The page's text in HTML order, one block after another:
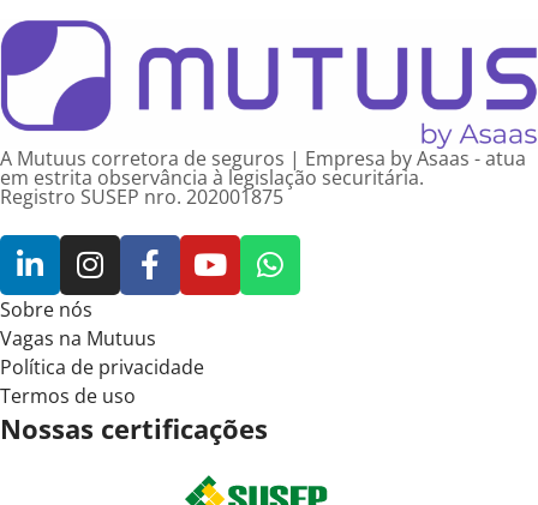
A Mutuus corretora de seguros | Empresa by Asaas - atua
em estrita observância à legislação securitária.
Registro SUSEP nro. 202001875
Sobre nós
Vagas na Mutuus
Política de privacidade
Termos de uso
Nossas certificações